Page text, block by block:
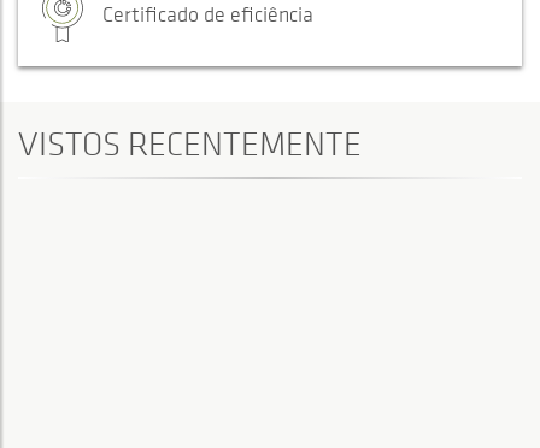
Certificado de eficiência
VISTOS RECENTEMENTE